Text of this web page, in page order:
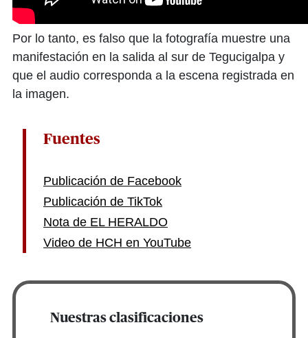
Por lo tanto, es falso que la fotografía muestre una
manifestación en la salida al sur de Tegucigalpa y
que el audio corresponda a la escena registrada en
la imagen.
Fuentes
Publicación de Facebook
Publicación de TikTok
Nota de EL HERALDO
Video de HCH en YouTube
Nuestras clasificaciones